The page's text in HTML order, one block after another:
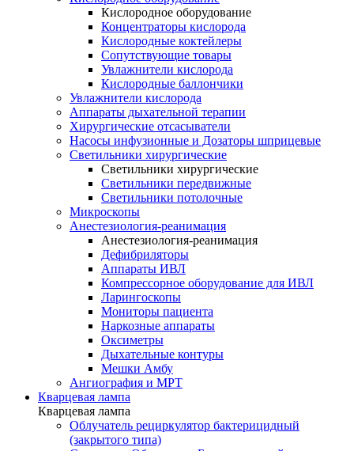
Кислородное оборудование
Концентраторы кислорода
Кислородные коктейлеры
Сопутствующие товары
Увлажнители кислорода
Кислородные баллончики
Увлажнители кислорода
Аппараты дыхательной терапии
Хирургические отсасыватели
Насосы инфузионные и Дозаторы шприцевые
Светильники хирургические
Светильники хирургические
Светильники передвижные
Светильники потолочные
Микроскопы
Анестезиология-реанимация
Анестезиология-реанимация
Дефибриляторы
Аппараты ИВЛ
Компрессорное оборудование для ИВЛ
Ларингоскопы
Мониторы пациента
Наркозные аппараты
Оксиметры
Дыхательные контуры
Мешки Амбу
Ангиография и МРТ
Кварцевая лампа
Кварцевая лампа
Облучатель рециркулятор бактерицидный
(закрытого типа)